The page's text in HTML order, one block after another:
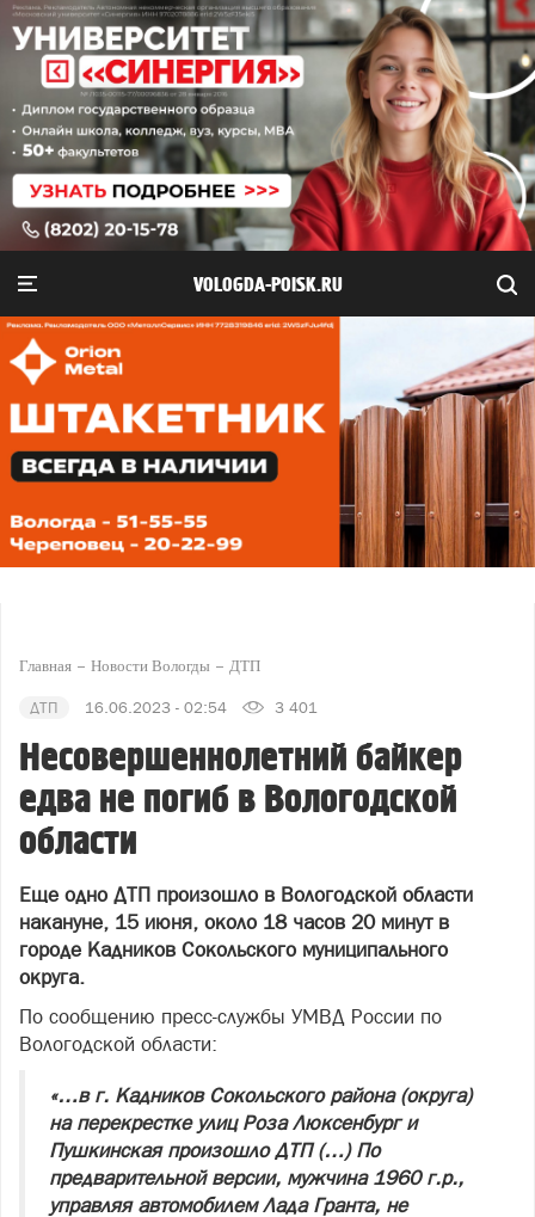
VOLOGDA-POISK.RU
Главная Новости Вологды ДТП
ДТП 16.06.2023 - 02:54 3 401
Несовершеннолетний байкер
едва не погиб в Вологодской
области
Еще одно ДТП произошло в Вологодской области
накануне, 15 июня, около 18 часов 20 минут в
городе Кадников Сокольского муниципального
округа.
По сообщению пресс-службы УМВД России по
Вологодской области:
«…в г. Кадников Сокольского района (округа)
на перекрестке улиц Роза Люксенбург и
Пушкинская произошло ДТП (…) По
предварительной версии, мужчина 1960 г.р.,
управляя автомобилем Лада Гранта, не